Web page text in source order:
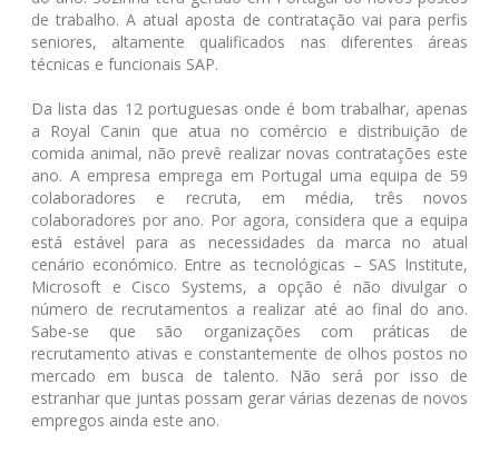
de trabalho. A atual aposta de contratação vai para perfis
seniores, altamente qualificados nas diferentes áreas
técnicas e funcionais SAP.
Da lista das 12 portuguesas onde é bom trabalhar, apenas
a Royal Canin que atua no comércio e distribuição de
comida animal, não prevê realizar novas contratações este
ano. A empresa emprega em Portugal uma equipa de 59
colaboradores e recruta, em média, três novos
colaboradores por ano. Por agora, considera que a equipa
está estável para as necessidades da marca no atual
cenário económico. Entre as tecnológicas – SAS Institute,
Microsoft e Cisco Systems, a opção é não divulgar o
número de recrutamentos a realizar até ao final do ano.
Sabe-se que são organizações com práticas de
recrutamento ativas e constantemente de olhos postos no
mercado em busca de talento. Não será por isso de
estranhar que juntas possam gerar várias dezenas de novos
empregos ainda este ano.